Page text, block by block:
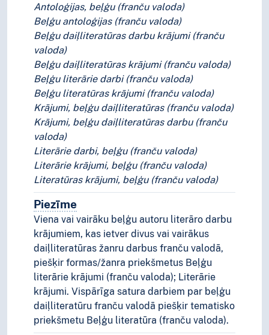
Antoloģijas, beļģu (franču valoda)
Beļģu antoloģijas (franču valoda)
Beļģu daiļliteratūras darbu krājumi (franču
valoda)
Beļģu daiļliteratūras krājumi (franču valoda)
Beļģu literārie darbi (franču valoda)
Beļģu literatūras krājumi (franču valoda)
Krājumi, beļģu daiļliteratūras (franču valoda)
Krājumi, beļģu daiļliteratūras darbu (franču
valoda)
Literārie darbi, beļģu (franču valoda)
Literārie krājumi, beļģu (franču valoda)
Literatūras krājumi, beļģu (franču valoda)
PiezīmePiezīmes
Viena vai vairāku beļģu autoru literāro darbu
krājumiem, kas ietver divus vai vairākus
daiļliteratūras žanru darbus franču valodā,
piešķir formas/žanra priekšmetus Beļģu
literārie krājumi (franču valoda); Literārie
krājumi. Vispārīga satura darbiem par beļģu
daiļliteratūru franču valodā piešķir tematisko
priekšmetu Beļģu literatūra (franču valoda).